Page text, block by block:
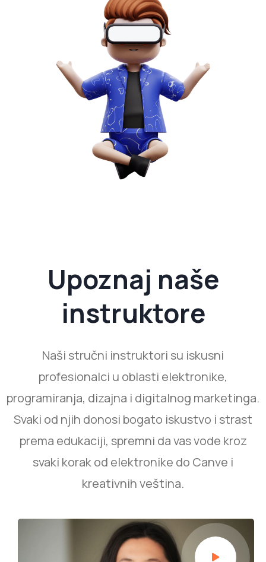
Upoznaj naše
instruktore
Naši stručni instruktori su iskusni
profesionalci u oblasti elektronike,
programiranja, dizajna i digitalnog marketinga.
Svaki od njih donosi bogato iskustvo i strast
prema edukaciji, spremni da vas vode kroz
svaki korak od elektronike do Canve i
kreativnih veština.